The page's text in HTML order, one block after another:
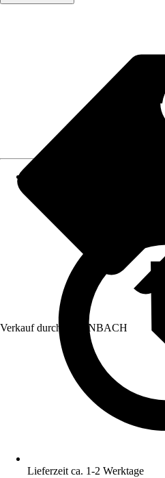
Verkauf durch: HORNBACH
Lieferzeit ca. 1-2 Werktage